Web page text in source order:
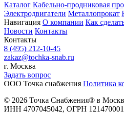
Каталог Кабельно-продниковая
Электродвигатели Металлопрокат
Навигация О компании Как
Новости Контакты
Контакты
8 (495) 212-10-45
zakaz@tochka-snab.ru
г. Москва
Задать вопрос
ООО Точка снабжения Политика
© 2026 Точка Снабжения® в
ИНН 4707045042, ОГРН